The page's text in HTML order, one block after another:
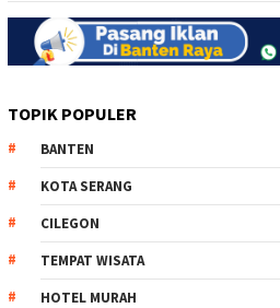
TOPIK POPULER
BANTEN
KOTA SERANG
CILEGON
TEMPAT WISATA
HOTEL MURAH